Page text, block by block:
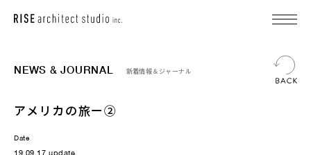
NEWS & JOURNAL 新着情報＆ジャーナル
アメリカの旅ー②
Date
19.09.17 update.